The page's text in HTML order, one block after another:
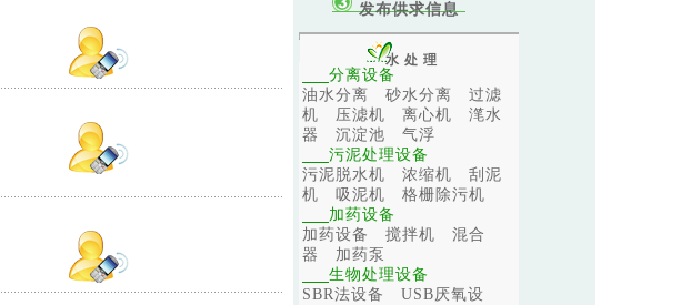
发布供求信息
水处理
分离设备
油水分离
砂水分离
过滤
机
压滤机 离心机
滗水
器
沉淀池
气浮
污泥处理设备
污泥脱水机
浓缩机
刮泥
机
吸泥机
格栅除污机
加药设备
加药设备
搅拌机
混合
器
加药泵
生物处理设备
SBR法设备
USB厌氧设